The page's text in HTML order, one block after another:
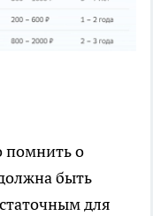
помнить о
быть
для